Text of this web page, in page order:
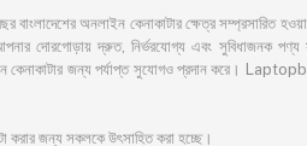
অনলাইন কেনাকাটার ক্ষেত্র সম্প্রসারিত হওয়ার
দোরগোড়ায় দ্রুত, নির্ভরযোগ্য এবং সুবিধাজনক পণ্য
কেনাকাটার জন্য পর্যাপ্ত সুযোগও প্রদান করে।
করার জন্য সকলকে উৎসাহিত করা হচ্ছে।